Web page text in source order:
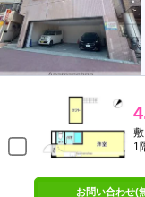
1
お問い合わせ(